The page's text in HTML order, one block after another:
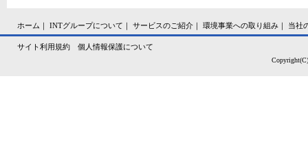
ホーム ｜ INTグループについて ｜ サービスのご紹介 ｜ 環境事業への取り組み ｜ 当社
サイト利用規約 個人情報保護について